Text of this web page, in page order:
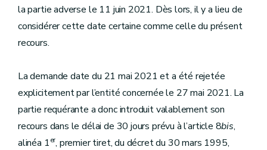
la partie adverse le 11 juin 2021. Dès lors, il y a lieu de
considérer cette date certaine comme celle du présent
recours.
La demande date du 21 mai 2021 et a été rejetée
explicitement par l’entité concernée le 27 mai 2021. La
partie requérante a donc introduit valablement son
recours dans le délai de 30 jours prévu à l’article 8bis,
alinéa 1er, premier tiret, du décret du 30 mars 1995,